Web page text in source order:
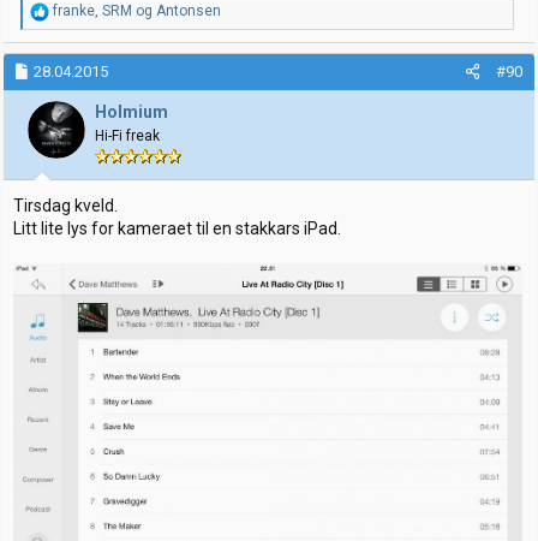
R
e
a
k
s
j
o
n
e
r
:
franke, SRM og Antonsen
28.04.2015 #90
Holmium
Hi-Fi freak
Tirsdag kveld.
Litt lite lys for kameraet til en stakkars iPad.